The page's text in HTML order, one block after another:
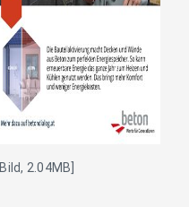
[Bild, 2.04MB]